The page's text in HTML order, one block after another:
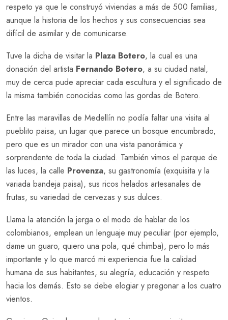
respeto ya que le construyó viviendas a más de 500 familias,
aunque la historia de los hechos y sus consecuencias sea
difícil de asimilar y de comunicarse.
Tuve la dicha de visitar la Plaza Botero, la cual es una
donación del artista Fernando Botero, a su ciudad natal,
muy de cerca pude apreciar cada escultura y el significado de
la misma también conocidas como las gordas de Botero.
Entre las maravillas de Medellín no podía faltar una visita al
pueblito paisa, un lugar que parece un bosque encumbrado,
pero que es un mirador con una vista panorámica y
sorprendente de toda la ciudad. También vimos el parque de
las luces, la calle Provenza, su gastronomía (exquisita y la
variada bandeja paisa), sus ricos helados artesanales de
frutas, su variedad de cervezas y sus dulces.
Llama la atención la jerga o el modo de hablar de los
colombianos, emplean un lenguaje muy peculiar (por ejemplo,
dame un guaro, quiero una pola, qué chimba), pero lo más
importante y lo que marcó mi experiencia fue la calidad
humana de sus habitantes, su alegría, educación y respeto
hacia los demás. Esto se debe elogiar y pregonar a los cuatro
vientos.